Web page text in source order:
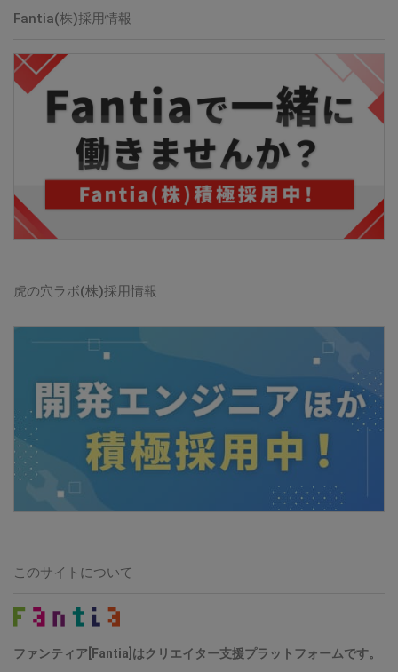
Fantia(株)採用情報
虎の穴ラボ(株)採用情報
このサイトについて
ファンティア[Fantia]はクリエイター支援プラットフォームです。